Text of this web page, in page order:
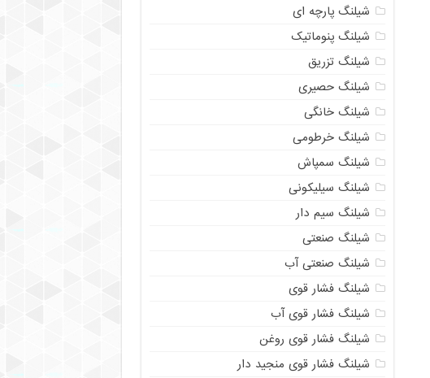
شیلنگ پارچه ای
شیلنگ پنوماتیک
شیلنگ تزریق
شیلنگ حصیری
شیلنگ خانگی
شیلنگ خرطومی
شیلنگ سمپاش
شیلنگ سیلیکونی
شیلنگ سیم دار
شیلنگ صنعتی
شیلنگ صنعتی آب
شیلنگ فشار قوی
شیلنگ فشار قوی آب
شیلنگ فشار قوی روغن
شیلنگ فشار قوی منجید دار